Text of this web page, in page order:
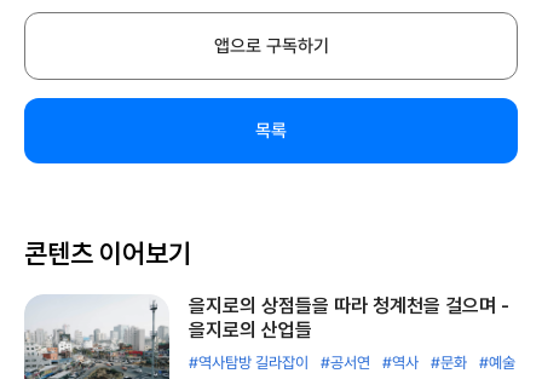
앱으로 구독하기
목록
콘텐츠 이어보기
을지로의 상점들을 따라 청계천을 걸으며 -
을지로의 산업들
#역사탐방 길라잡이 #공서연 #역사 #문화
#예술